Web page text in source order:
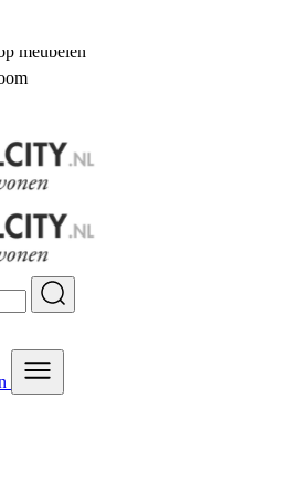
meubelen